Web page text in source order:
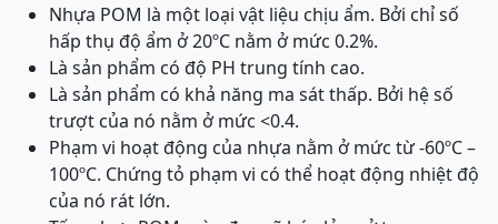
Nhựa POM là một loại vật liệu chịu ẩm. Bởi chỉ số
hấp thụ độ ẩm ở 20ºC nằm ở mức 0.2%.
Là sản phẩm có độ PH trung tính cao.
Là sản phẩm có khả năng ma sát thấp. Bởi hệ số
trượt của nó nằm ở mức <0.4.
Phạm vi hoạt động của nhựa nằm ở mức từ -60ºC –
100ºC. Chứng tỏ phạm vi có thể hoạt động nhiệt độ
của nó rát lớn.